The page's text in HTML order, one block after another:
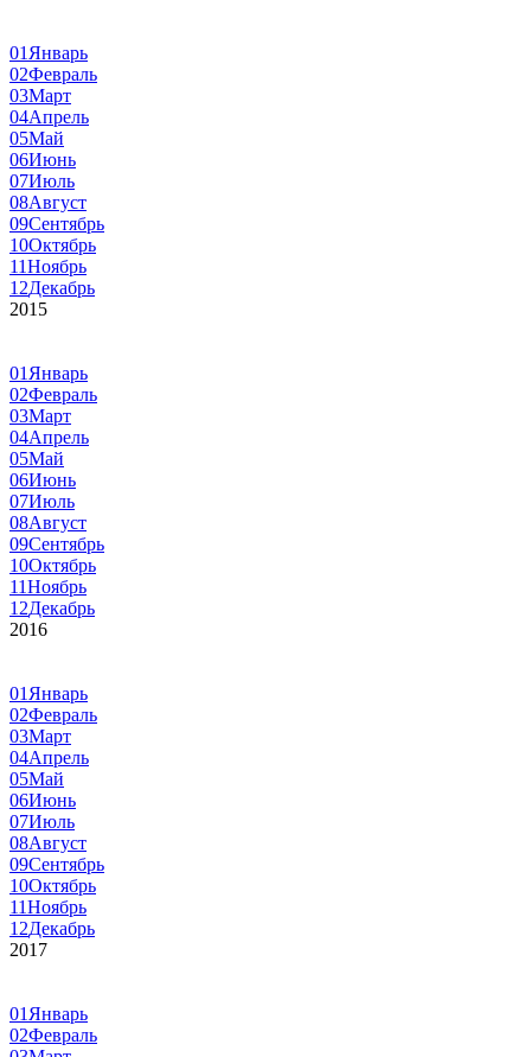
01 Январь
02Февраль
03Март
04Апрель
05Май
06Июнь
07Июль
08Август
09Сентябрь
10Октябрь
11Ноябрь
12Декабрь
2015
01 Январь
02Февраль
03Март
04Апрель
05Май
06Июнь
07Июль
08Август
09Сентябрь
10Октябрь
11Ноябрь
12Декабрь
2016
01 Январь
02Февраль
03Март
04Апрель
05Май
06Июнь
07Июль
08Август
09Сентябрь
10Октябрь
11Ноябрь
12Декабрь
2017
01 Январь
02Февраль